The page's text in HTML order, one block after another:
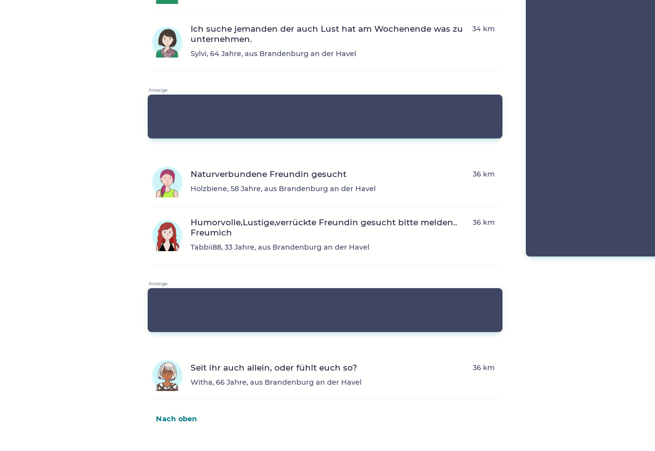
Ich suche jemanden der auch Lust hat am Wochenende was zu
unternehmen.
Sylvi, 64 Jahre, aus Brandenburg an der Havel
34 km
Naturverbundene Freundin gesucht
Holzbiene, 58 Jahre, aus Brandenburg an der Havel
36 km
Humorvolle,Lustige,verrückte Freundin gesucht bitte melden..
Freumich
Tabbii88, 33 Jahre, aus Brandenburg an der Havel
36 km
Seit ihr auch allein, oder fühlt euch so?
Witha, 66 Jahre, aus Brandenburg an der Havel
36 km
Nach oben